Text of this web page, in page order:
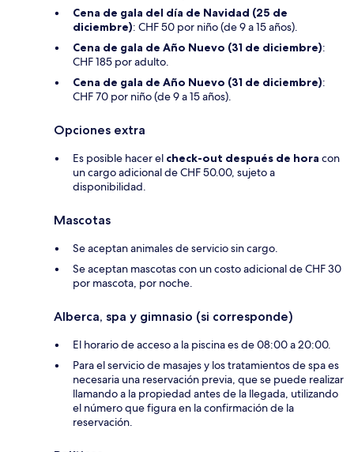
Cena de gala del día de Navidad (25 de
diciembre): CHF 50 por niño (de 9 a 15 años).
Cena de gala de Año Nuevo (31 de diciembre):
CHF 185 por adulto.
Cena de gala de Año Nuevo (31 de diciembre):
CHF 70 por niño (de 9 a 15 años).
Opciones extra
Es posible hacer el check-out después de hora con
un cargo adicional de CHF 50.00, sujeto a
disponibilidad.
Mascotas
Se aceptan animales de servicio sin cargo.
Se aceptan mascotas con un costo adicional de CHF 30
por mascota, por noche.
Alberca, spa y gimnasio (si corresponde)
El horario de acceso a la piscina es de 08:00 a 20:00.
Para el servicio de masajes y los tratamientos de spa es
necesaria una reservación previa, que se puede realizar
llamando a la propiedad antes de la llegada, utilizando
el número que figura en la confirmación de la
reservación.